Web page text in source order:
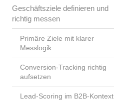
Geschäftsziele definieren und
richtig messen
Primäre Ziele mit klarer
Messlogik
Conversion-Tracking richtig
aufsetzen
Lead-Scoring im B2B-Kontext